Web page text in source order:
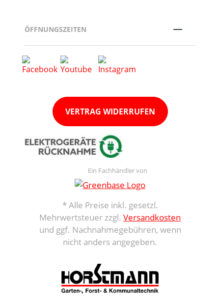
ÖFFNUNGSZEITEN
VERTRAG WIDERRUFEN
Ein Fachhändler von
* Alle Preise inkl. gesetzl.
Mehrwertsteuer zzgl. Versandkosten
und ggf. Nachnahmegebühren, wenn
nicht anders angegeben.